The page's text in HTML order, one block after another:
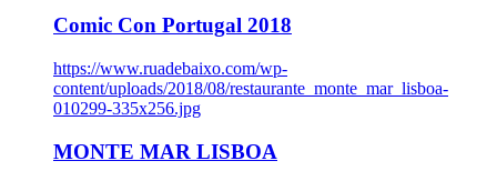
Comic Con Portugal 2018
https://www.ruadebaixo.com/wp-
content/uploads/2018/08/restaurante_monte_mar_lisboa-
010299-335x256.jpg
MONTE MAR LISBOA